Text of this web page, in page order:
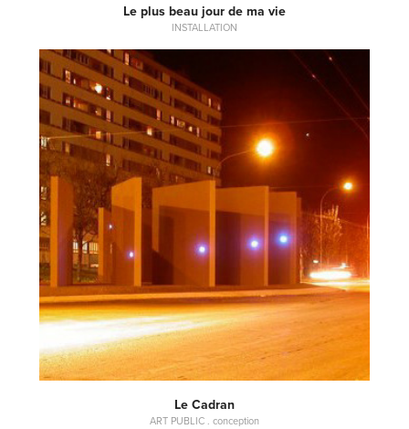
Le plus beau jour de ma vie
INSTALLATION
Le Cadran
ART PUBLIC . conception